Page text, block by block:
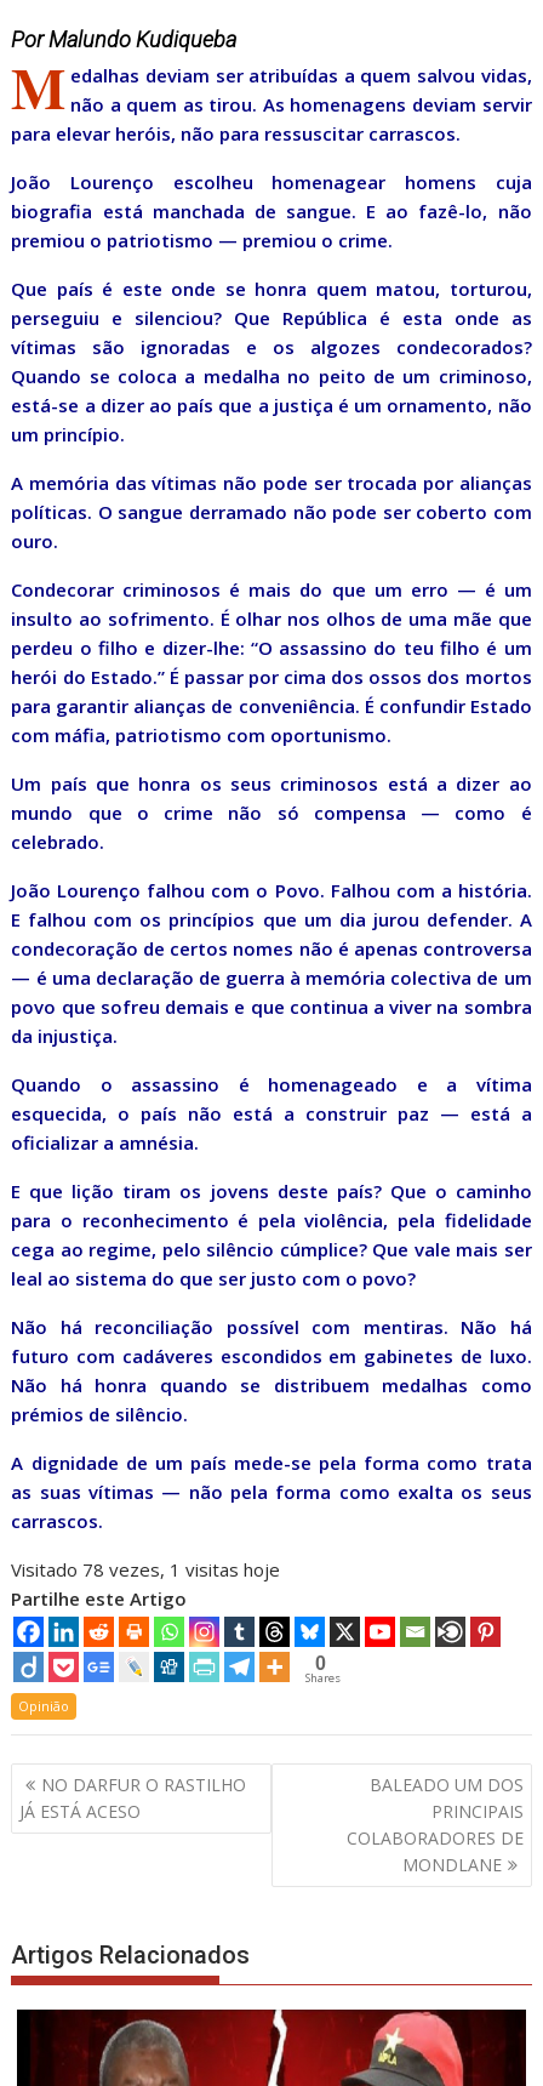
Por Malundo Kudiqueba
M edalhas deviam ser atribuídas a quem salvou vidas,
não a quem as tirou. As homenagens deviam servir
para elevar heróis, não para ressuscitar carrascos.
João Lourenço escolheu homenagear homens cuja
biografia está manchada de sangue. E ao fazê-lo, não
premiou o patriotismo — premiou o crime.
Que país é este onde se honra quem matou, torturou,
perseguiu e silenciou? Que República é esta onde as
vítimas são ignoradas e os algozes condecorados?
Quando se coloca a medalha no peito de um criminoso,
está-se a dizer ao país que a justiça é um ornamento, não
um princípio.
A memória das vítimas não pode ser trocada por alianças
políticas. O sangue derramado não pode ser coberto com
ouro.
Condecorar criminosos é mais do que um erro — é um
insulto ao sofrimento. É olhar nos olhos de uma mãe que
perdeu o filho e dizer-lhe: “O assassino do teu filho é um
herói do Estado.” É passar por cima dos ossos dos mortos
para garantir alianças de conveniência. É confundir Estado
com máfia, patriotismo com oportunismo.
Um país que honra os seus criminosos está a dizer ao
mundo que o crime não só compensa — como é
celebrado.
João Lourenço falhou com o Povo. Falhou com a história.
E falhou com os princípios que um dia jurou defender. A
condecoração de certos nomes não é apenas controversa
— é uma declaração de guerra à memória colectiva de um
povo que sofreu demais e que continua a viver na sombra
da injustiça.
Quando o assassino é homenageado e a vítima
esquecida, o país não está a construir paz — está a
oficializar a amnésia.
E que lição tiram os jovens deste país? Que o caminho
para o reconhecimento é pela violência, pela fidelidade
cega ao regime, pelo silêncio cúmplice? Que vale mais ser
leal ao sistema do que ser justo com o povo?
Não há reconciliação possível com mentiras. Não há
futuro com cadáveres escondidos em gabinetes de luxo.
Não há honra quando se distribuem medalhas como
prémios de silêncio.
A dignidade de um país mede-se pela forma como trata
as suas vítimas — não pela forma como exalta os seus
carrascos.
Visitado 78 vezes, 1 visitas hoje
Partilhe este Artigo
0
Shares
Opinião
Navegação
de
artigos
NO DARFUR O RASTILHO
JÁ ESTÁ ACESO
BALEADO UM DOS
PRINCIPAIS
COLABORADORES DE
MONDLANE
Artigos Relacionados